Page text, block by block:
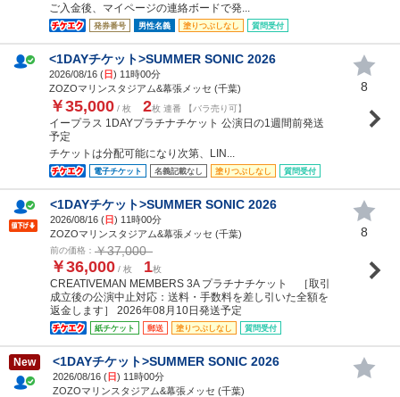
ご入金後、マイページの連絡ボードで発...
発券番号 男性名義 塗りつぶしなし 質問受付
<1DAYチケット>SUMMER SONIC 2026
2026/08/16 (日) 11時00分
ZOZOマリンスタジアム&幕張メッセ (千葉)
￥35,000 / 枚 2枚 連番 【バラ売り可】
イープラス 1DAYプラチナチケット 公演日の1週間前発送
予定
チケットは分配可能になり次第、LIN...
電子チケット 名義記載なし 塗りつぶしなし 質問受付
8
<1DAYチケット>SUMMER SONIC 2026
2026/08/16 (日) 11時00分
ZOZOマリンスタジアム&幕張メッセ (千葉)
前の価格： ￥37,000
￥36,000 / 枚 1枚
CREATIVEMAN MEMBERS 3A プラチナチケット ［取引
成立後の公演中止対応：送料・手数料を差し引いた全額を
返金します］ 2026年08月10日発送予定
紙チケット 郵送 塗りつぶしなし 質問受付
8
New <1DAYチケット>SUMMER SONIC 2026
2026/08/16 (日) 11時00分
ZOZOマリンスタジアム&幕張メッセ (千葉)